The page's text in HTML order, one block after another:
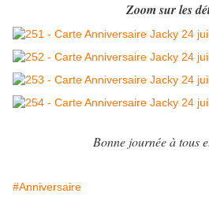
Zoom sur les
Bonne journée à tous
#Anniversaire